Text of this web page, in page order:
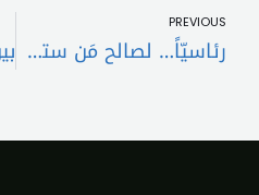
PREVIOUS
رئاسيّاً… لصالح مَن ستصبّ أصوات النّواب السّنّة؟